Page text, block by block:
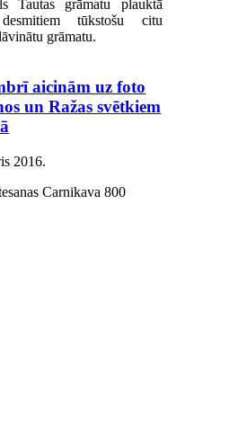
Tautas grāmatu plauktā
tūkstošu citu
grāmatu.
aicinām uz foto
un Ražas svētkiem
2016.